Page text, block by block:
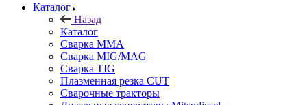
Каталог
Назад
Каталог
Сварка MMA
Сварка MIG/MAG
Сварка TIG
Плазменная резка CUT
Сварочные тракторы